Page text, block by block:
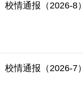
校情通报（2026-8）
校情通报（2026-7）